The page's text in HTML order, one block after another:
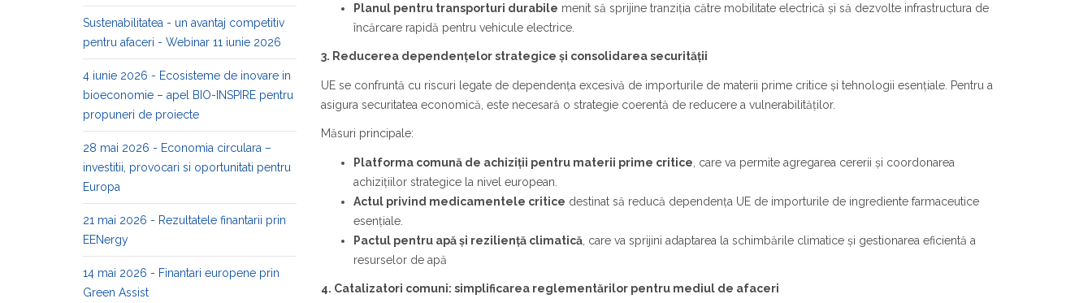
Planul pentru transporturi durabile menit să sprijine tranziția către mobilitate electrică și să dezvolte infrastructura de
încărcare rapidă pentru vehicule electrice.
3. Reducerea dependențelor strategice și consolidarea securității
UE se confruntă cu riscuri legate de dependența excesivă de importurile de materii prime critice și tehnologii esențiale. Pentru a
asigura securitatea economică, este necesară o strategie coerentă de reducere a vulnerabilităților.
Măsuri principale:
Platforma comună de achiziții pentru materii prime critice , care va permite agregarea cererii și coordonarea
achizițiilor strategice la nivel european.
Actul privind medicamentele critice destinat să reducă dependența UE de importurile de ingrediente farmaceutice
esențiale.
Pactul pentru apă și reziliență climatică, care va sprijini adaptarea la schimbările climatice și gestionarea eficientă a
resurselor de apă
4. Catalizatori comuni: simplificarea reglementărilor pentru mediul de afaceri
Sustenabilitatea - un avantaj competitiv
pentru afaceri - Webinar 11 iunie 2026
4 iunie 2026 - Ecosisteme de inovare in
bioeconomie – apel BIO-INSPIRE pentru
propuneri de proiecte
28 mai 2026 - Economia circulara –
investitii, provocari si oportunitati pentru
Europa
21 mai 2026 - Rezultatele finantarii prin
EENergy
14 mai 2026 - Finantari europene prin
Green Assist